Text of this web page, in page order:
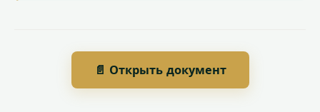
📄 Открыть документ